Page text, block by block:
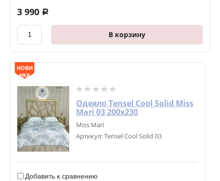
3 990 a
В корзину
НОВИ
НКА
Одеяло Tensel Cool Solid Miss
Mari 03 200х230
Miss Mari
Артикул:Tensel Cool Solid 03
Добавить к сравнению